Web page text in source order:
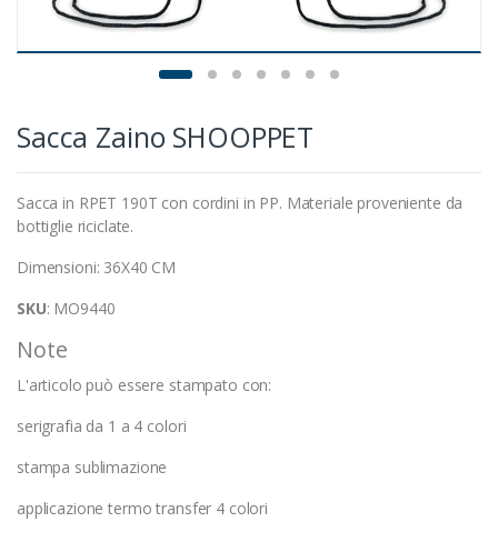
Sacca Zaino SHOOPPET
Sacca in RPET 190T con cordini in PP. Materiale proveniente da
bottiglie riciclate.
Dimensioni: 36X40 CM
SKU: MO9440
Note
L'articolo può essere stampato con:
serigrafia da 1 a 4 colori
stampa sublimazione
applicazione termo transfer 4 colori